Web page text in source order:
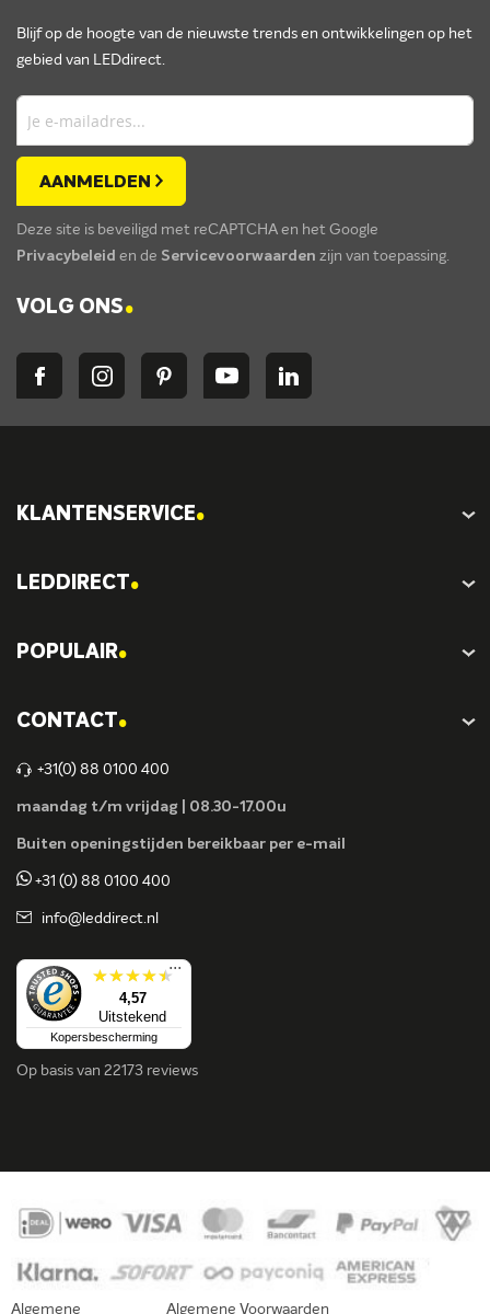
Blijf op de hoogte van de nieuwste trends en ontwikkelingen op het
gebied van LEDdirect.
AANMELDEN
Deze site is beveiligd met reCAPTCHA en het Google
Privacybeleid en de Servicevoorwaarden zijn van toepassing.
VOLG ONS.
KLANTENSERVICE.
LEDDIRECT.
POPULAIR.
CONTACT.
+31(0) 88 0100 400
maandag t/m vrijdag | 08.30-17.00u
Buiten openingstijden bereikbaar per e-mail
+31 (0) 88 0100 400
info@leddirect.nl
4,57
Uitstekend
...
Kopersbescherming
Op basis van 22173 reviews
Algemene Algemene Voorwaarden